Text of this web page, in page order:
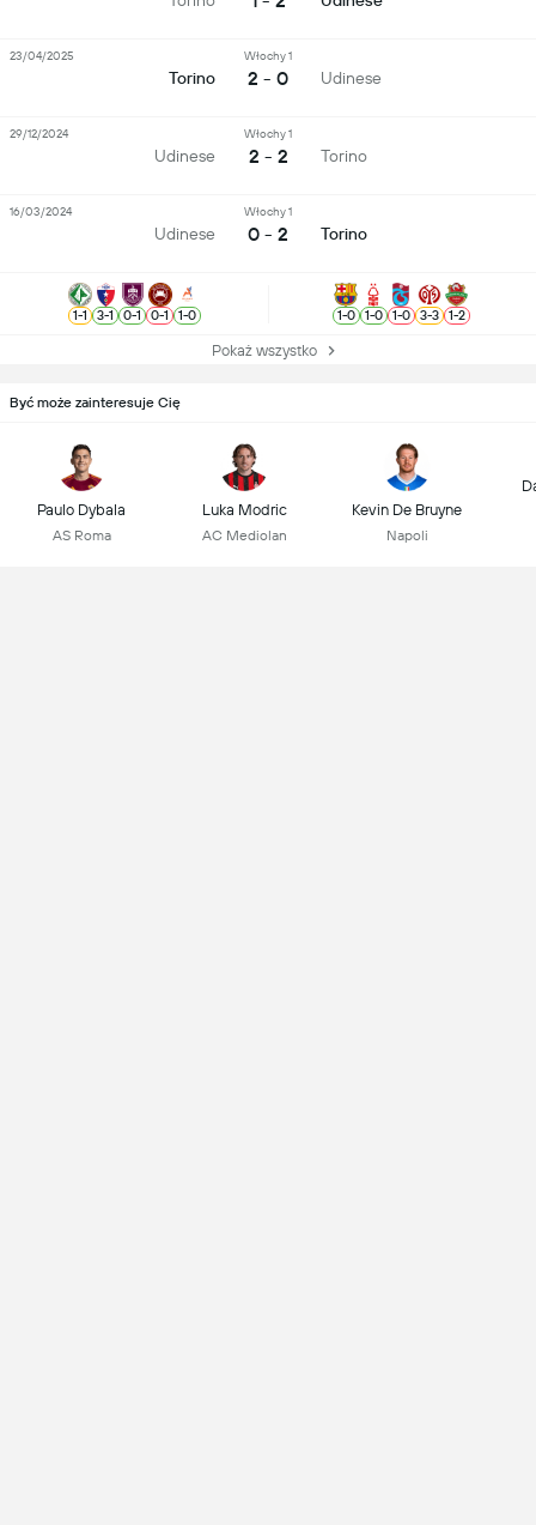
Torino
Włochy 1
2 - 0 Udinese
23/04/2025
Udinese
Włochy 1
2 - 2 Torino
29/12/2024
Udinese
Włochy 1
0 - 2 Torino
16/03/2024
1-1 3-1 0-1 0-1 1-0 1-0 1-0 1-0 3-3 1-2
Pokaż wszystko
Być może zainteresuje Cię
Paulo Dybala
AS Roma
Luka Modric
AC Mediolan
Kevin De Bruyne
Napoli